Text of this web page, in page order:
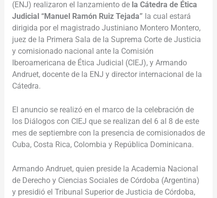
(ENJ) realizaron el lanzamiento de la Cátedra de Ética
Judicial “Manuel Ramón Ruiz Tejada” la cual estará
dirigida por el magistrado Justiniano Montero Montero,
juez de la Primera Sala de la Suprema Corte de Justicia
y comisionado nacional ante la Comisión
Iberoamericana de Ética Judicial (CIEJ), y Armando
Andruet, docente de la ENJ y director internacional de la
Cátedra.
El anuncio se realizó en el marco de la celebración de
los Diálogos con CIEJ que se realizan del 6 al 8 de este
mes de septiembre con la presencia de comisionados de
Cuba, Costa Rica, Colombia y República Dominicana.
Armando Andruet, quien preside la Academia Nacional
de Derecho y Ciencias Sociales de Córdoba (Argentina)
y presidió el Tribunal Superior de Justicia de Córdoba,